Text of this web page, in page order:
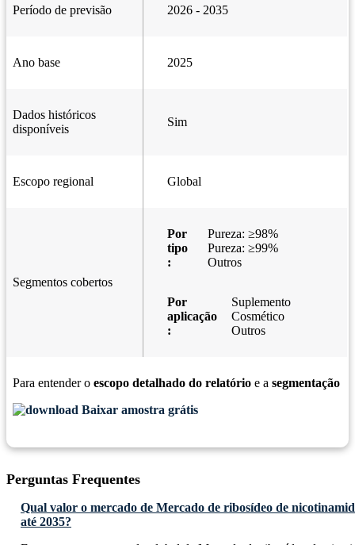
Período de previsão 2026 - 2035
Ano base 2025
Dados históricos
disponíveis
Sim
Escopo regional Global
Segmentos cobertos
Por
tipo
:
Pureza: ≥98%
Pureza: ≥99%
Outros
Por
aplicação
:
Suplemento
Cosmético
Outros
Para entender o escopo detalhado do relatório e a segmentação
Baixar amostra grátis
Perguntas Frequentes
Qual valor o mercado de Mercado de ribosídeo de
até 2035?